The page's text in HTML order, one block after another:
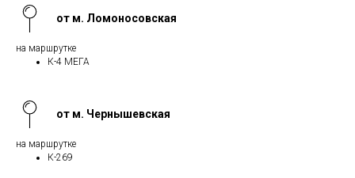
от м. Ломоносовская
на маршрутке
К-4 МЕГА
от м. Чернышевская
на маршрутке
К-269